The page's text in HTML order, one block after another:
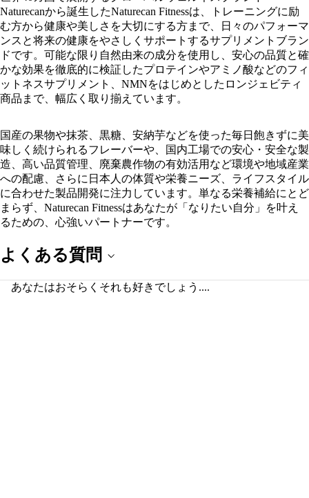
Naturecanから誕生したNaturecan Fitnessは、トレーニングに励
む方から健康や美しさを大切にする方まで、日々のパフォーマ
ンスと将来の健康をやさしくサポートするサプリメントブラン
ドです。可能な限り自然由来の成分を使用し、安心の品質と確
かな効果を徹底的に検証したプロテインやアミノ酸などのフィ
ットネスサプリメント、 NMNをはじめとした ロンジェビティ
商品まで、幅広く取り揃えています。
国産の果物や抹茶、黒糖、安納芋などを使った毎日飽きずに美
味しく続けられるフレーバーや、国内工場での安心・安全な製
造、高い品質管理、廃棄農作物の有効活用など環境や地域産業
への配慮、さらに日本人の体質や栄養ニーズ、ライフスタイル
に合わせた製品開発に注力しています。単なる栄養補給にとど
まらず、Naturecan Fitnessはあなたが「なりたい自分」を叶え
るための、心強いパートナーです。
よくある質問
あなたはおそらくそれも好きでしょう....